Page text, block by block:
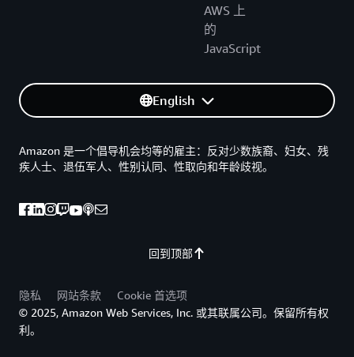
AWS 上
的
JavaScript
English
回到顶部
Amazon 是一个倡导机会均等的雇主：反对少数族裔、妇女、残
疾人士、退伍军人、性别认同、性取向和年龄歧视。
隐私 网站条款
Cookie 首选项
© 2025, Amazon Web Services, Inc. 或其联属公司。保留所有权
利。